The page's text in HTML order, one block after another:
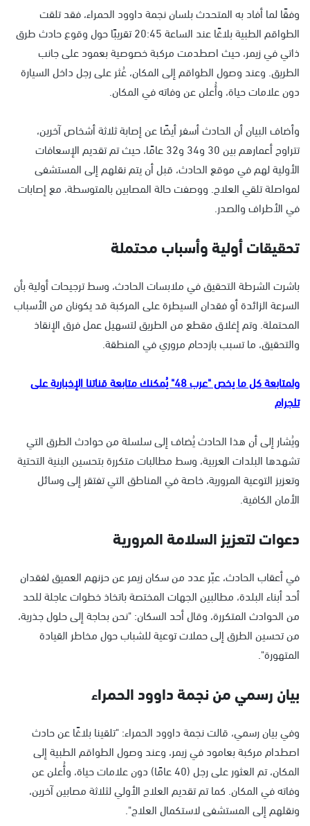
وفقًا لما أفاد به المتحدث بلسان نجمة داوود الحمراء، فقد تلقت
الطواقم الطبية بلاغًا عند الساعة 20:45 تقريبًا حول وقوع حادث طرق
ذاتي في زيمر، حيث اصطدمت مركبة خصوصية بعمود على جانب
الطريق. وعند وصول الطواقم إلى المكان، عُثر على رجل داخل السيارة
دون علامات حياة، وأُعلن عن وفاته في المكان.
وأضاف البيان أن الحادث أسفر أيضًا عن إصابة ثلاثة أشخاص آخرين،
تتراوح أعمارهم بين 30 و34 و32 عامًا، حيث تم تقديم الإسعافات
الأولية لهم في موقع الحادث، قبل أن يتم نقلهم إلى المستشفى
لمواصلة تلقي العلاج. ووصفت حالة المصابين بالمتوسطة، مع إصابات
في الأطراف والصدر.
تحقيقات أولية وأسباب محتملة
باشرت الشرطة التحقيق في ملابسات الحادث، وسط ترجيحات أولية بأن
السرعة الزائدة أو فقدان السيطرة على المركبة قد يكونان من الأسباب
المحتملة. وتم إغلاق مقطع من الطريق لتسهيل عمل فرق الإنقاذ
والتحقيق، ما تسبب بازدحام مروري في المنطقة.
ولمتابعة كل ما يخص "عرب 48" يُمكنك متابعة قناتنا الإخبارية على
تلجرام
ويُشار إلى أن هذا الحادث يُضاف إلى سلسلة من حوادث الطرق التي
تشهدها البلدات العربية، وسط مطالبات متكررة بتحسين البنية التحتية
وتعزيز التوعية المرورية، خاصة في المناطق التي تفتقر إلى وسائل
الأمان الكافية.
دعوات لتعزيز السلامة المرورية
في أعقاب الحادث، عبّر عدد من سكان زيمر عن حزنهم العميق لفقدان
أحد أبناء البلدة، مطالبين الجهات المختصة باتخاذ خطوات عاجلة للحد
من الحوادث المتكررة، وقال أحد السكان: "نحن بحاجة إلى حلول جذرية،
من تحسين الطرق إلى حملات توعية للشباب حول مخاطر القيادة
المتهورة".
بيان رسمي من نجمة داوود الحمراء
وفي بيان رسمي، قالت نجمة داوود الحمراء: "تلقينا بلاغًا عن حادث
اصطدام مركبة بعامود في زيمر، وعند وصول الطواقم الطبية إلى
المكان، تم العثور على رجل (40 عامًا) دون علامات حياة، وأُعلن عن
وفاته في المكان. كما تم تقديم العلاج الأولي لثلاثة مصابين آخرين،
ونقلهم إلى المستشفى لاستكمال العلاج".